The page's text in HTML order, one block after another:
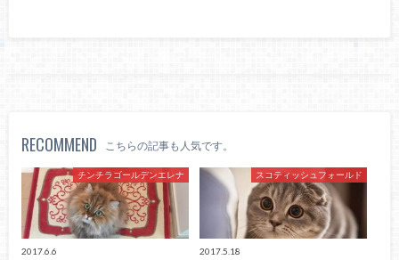
RECOMMEND こちらの記事も人気です。
チンチラゴールデンエレナ
2017.6.6
スコティッシュフォールド
2017.5.18